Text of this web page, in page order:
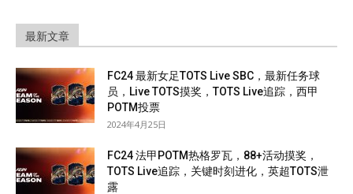
最新文章
FC24 最新女足TOTS Live SBC，最新任务球
员，Live TOTS摸奖，TOTS Live追踪，西甲
POTM投票
2024年4月25日
FC24 法甲POTM热格罗瓦，88+活动摸奖，
TOTS Live追踪，关键时刻进化，英超TOTS泄
露